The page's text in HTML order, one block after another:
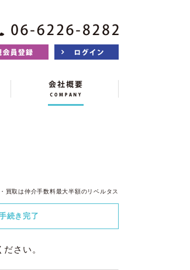
買取は仲介手数料最大半額のリベルタス
続き 完了
さい。